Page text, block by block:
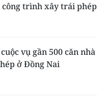
công trình xây trái phép
vụ gần 500 căn nhà
ở Đồng Nai